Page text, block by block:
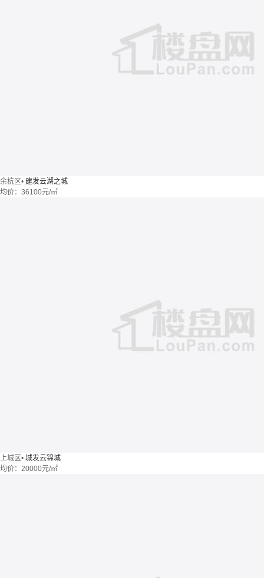
余杭区• 建发云湖之城
均价： 36100元/㎡
上城区• 城发云锦城
均价： 20000元/㎡